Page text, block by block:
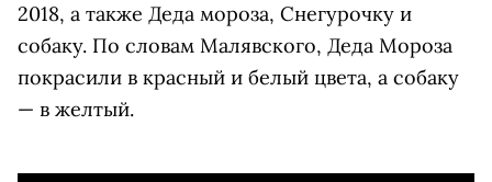
2018, а также Деда мороза, Снегурочку и
собаку. По словам Малявского, Деда Мороза
покрасили в красный и белый цвета, а собаку
— в желтый.